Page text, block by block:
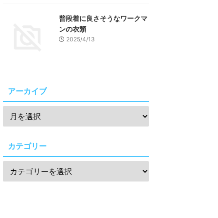
普段着に良さそうなワークマ
ンの衣類
2025/4/13
アーカイブ
カテゴリー